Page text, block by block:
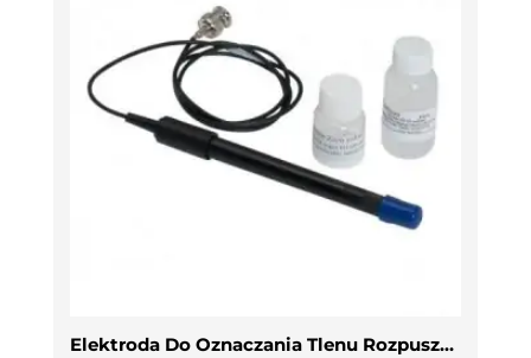
Elektroda Do Oznaczania Tlenu Rozpuszczonego W Wodzie